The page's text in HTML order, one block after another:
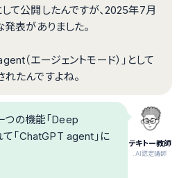
て公開したんですが、2025年7月
表がありました。
（エージェントモード）」として
たんですよね。
テキトー教師
.AI認定講師
つの機能「Deep
「ChatGPT agent」に